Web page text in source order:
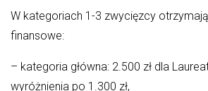
W kategoriach 1-3 zwycięzcy
finansowe:
– kategoria główna: 2.500 zł dla
wyróżnienia po 1.300 zł,